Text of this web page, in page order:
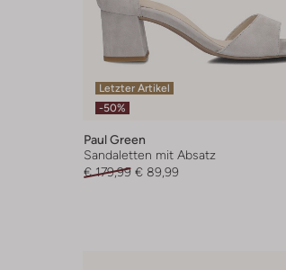
Letzter Artikel
-50%
Paul Green
Sandaletten mit Absatz
€ 179,99 € 89,99